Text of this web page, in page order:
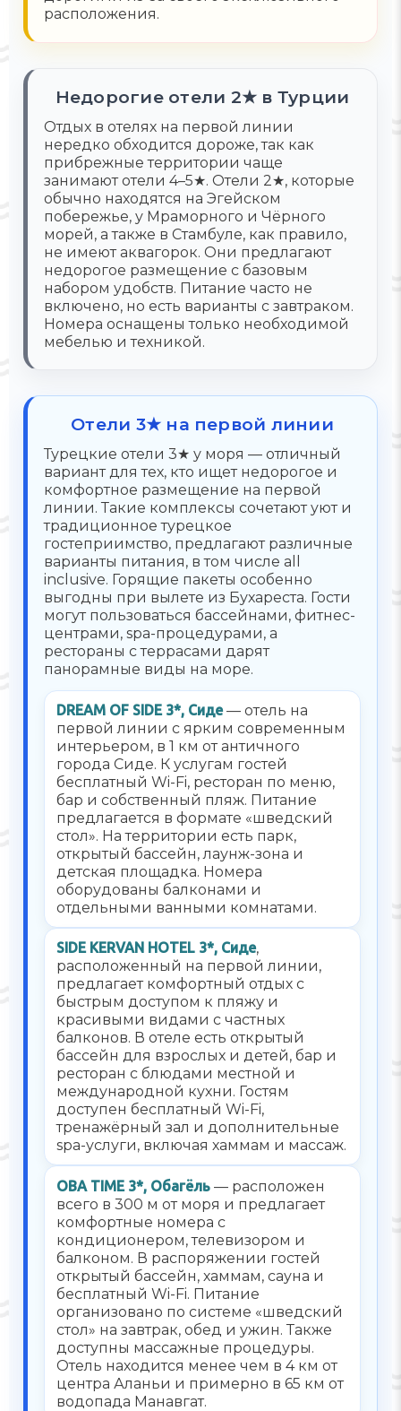
расположения.
Недорогие отели 2★ в Турции
Отдых в отелях на первой линии
нередко обходится дороже, так как
прибрежные территории чаще
занимают отели 4–5★. Отели 2★, которые
обычно находятся на Эгейском
побережье, у Мраморного и Чёрного
морей, а также в Стамбуле, как правило,
не имеют аквагорок. Они предлагают
недорогое размещение с базовым
набором удобств. Питание часто не
включено, но есть варианты с завтраком.
Номера оснащены только необходимой
мебелью и техникой.
Отели 3★ на первой линии
Турецкие отели 3★ у моря — отличный
вариант для тех, кто ищет недорогое и
комфортное размещение на первой
линии. Такие комплексы сочетают уют и
традиционное турецкое
гостеприимство, предлагают различные
варианты питания, в том числе all
inclusive. Горящие пакеты особенно
выгодны при вылете из Бухареста. Гости
могут пользоваться бассейнами, фитнес-
центрами, spa-процедурами, а
рестораны с террасами дарят
панорамные виды на море.
DREAM OF SIDE 3*, Сиде— отель на
первой линии с ярким современным
интерьером, в 1 км от античного
города Сиде. К услугам гостей
бесплатный Wi-Fi, ресторан по меню,
бар и собственный пляж. Питание
предлагается в формате «шведский
стол». На территории есть парк,
открытый бассейн, лаунж-зона и
детская площадка. Номера
оборудованы балконами и
отдельными ванными комнатами.
SIDE KERVAN HOTEL 3*, Сиде,
расположенный на первой линии,
предлагает комфортный отдых с
быстрым доступом к пляжу и
красивыми видами с частных
балконов. В отеле есть открытый
бассейн для взрослых и детей, бар и
ресторан с блюдами местной и
международной кухни. Гостям
доступен бесплатный Wi-Fi,
тренажёрный зал и дополнительные
spa-услуги, включая хаммам и массаж.
OBA TIME 3*, Обагёль — расположен
всего в 300 м от моря и предлагает
комфортные номера с
кондиционером, телевизором и
балконом. В распоряжении гостей
открытый бассейн, хаммам, сауна и
бесплатный Wi-Fi. Питание
организовано по системе «шведский
стол» на завтрак, обед и ужин. Также
доступны массажные процедуры.
Отель находится менее чем в 4 км от
центра Аланьи и примерно в 65 км от
водопада Манавгат.